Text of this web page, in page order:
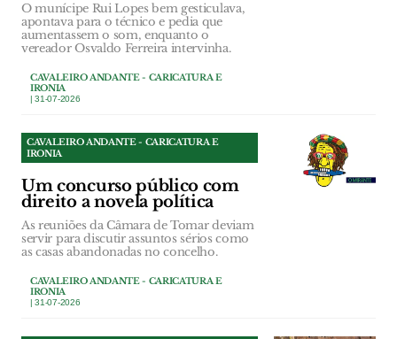
O munícipe Rui Lopes bem gesticulava,
apontava para o técnico e pedia que
aumentassem o som, enquanto o
vereador Osvaldo Ferreira intervinha.
CAVALEIRO ANDANTE - CARICATURA E
IRONIA
| 31-07-2026
CAVALEIRO ANDANTE - CARICATURA E
IRONIA
Um concurso público com
direito a novela política
As reuniões da Câmara de Tomar deviam
servir para discutir assuntos sérios como
as casas abandonadas no concelho.
CAVALEIRO ANDANTE - CARICATURA E
IRONIA
| 31-07-2026